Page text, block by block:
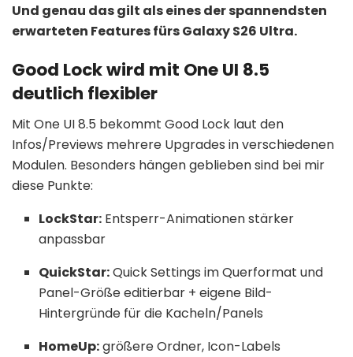
Und genau das gilt als eines der spannendsten
erwarteten Features fürs Galaxy S26 Ultra.
Good Lock wird mit One UI 8.5
deutlich flexibler
Mit One UI 8.5 bekommt Good Lock laut den
Infos/Previews mehrere Upgrades in verschiedenen
Modulen. Besonders hängen geblieben sind bei mir
diese Punkte:
LockStar: Entsperr-Animationen stärker
anpassbar
QuickStar:Quick Settings im Querformat und
Panel-Größe editierbar + eigene Bild-
Hintergründe für die Kacheln/Panels
HomeUp:größere Ordner, Icon-Labels